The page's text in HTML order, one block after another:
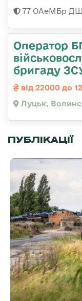
77 ОАеМБр
Оператор
бригаду
від 22000 до
Луцьк,
ПУБЛІКАЦІЇ